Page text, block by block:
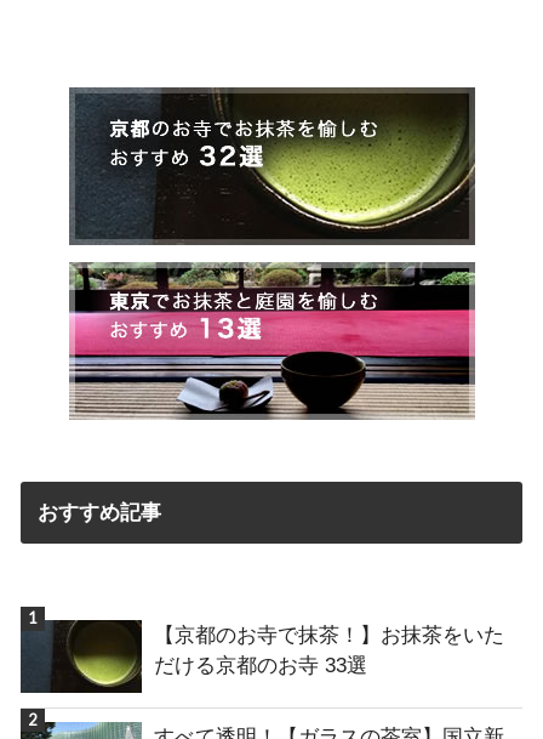
おすすめ記事
【京都のお寺で抹茶！】お抹茶をいた
だける京都のお寺 33選